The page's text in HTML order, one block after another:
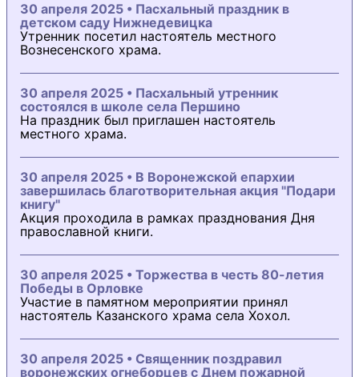
30 апреля 2025 • Пасхальный праздник в
детском саду Нижнедевицка
Утренник посетил настоятель местного
Вознесенского храма.
30 апреля 2025 • Пасхальный утренник
состоялся в школе села Першино
На праздник был приглашен настоятель
местного храма.
30 апреля 2025 • В Воронежской епархии
завершилась благотворительная акция "Подари
книгу"
Акция проходила в рамках празднования Дня
православной книги.
30 апреля 2025 • Торжества в честь 80-летия
Победы в Орловке
Участие в памятном мероприятии принял
настоятель Казанского храма села Хохол.
30 апреля 2025 • Священник поздравил
воронежских огнеборцев с Днем пожарной